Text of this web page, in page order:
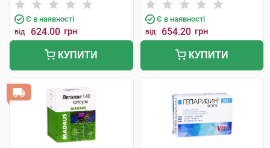
Є в наявності
від 624.00 грн
КУПИТИ
Є в наявності
від 654.20 грн
КУПИТИ